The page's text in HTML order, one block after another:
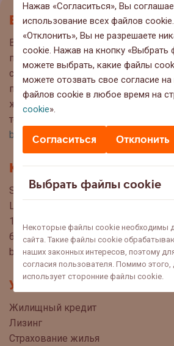
Нажав «Согласиться», Вы
использование всех файлов
«Отклонить», Вы не разрешаете
cookie. Нажав на кнопку «Выбрать
можете выбрать, какие файлы
можете отозвать свое согласие
файлов cookie в любое время на
cookie».
Согласиться Отклонить
Выбрать файлы cookie
Некоторые файлы cookie необходимы
сайта. Такие файлы cookie
наших законных интересов, поэтому
согласия пользователя. Помимо этого,
использует сторонние файлы cookie.
Блог
Вы находитесь на странице блога
публикуем интересную
советы, чтобы Вы могли сделать
при управлении своими
ждём Ваших вопросов,
темам, которые Вы хотели бы
blog@swedbank.ee.
Контакт
Swedbank AS
Liivalaia 34
15040 Tallinn, Estonia
6310 310
blogi@swedbank.ee
Услуги
Жилищный кредит
Лизинг
Страхование жилья